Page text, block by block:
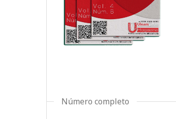
Número completo